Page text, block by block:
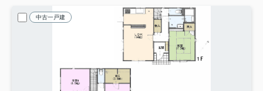
中古一戸建